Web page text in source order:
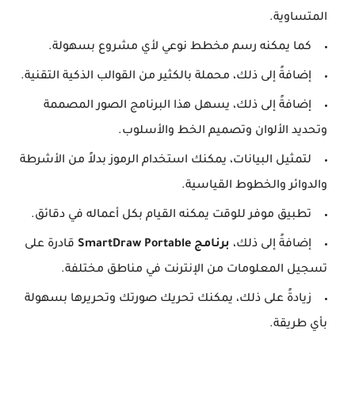
المتساوية.
كما يمكنه رسم مخطط نوعي لأي مشروع بسهولة.
إضافةً إلى ذلك، محملة بالكثير من القوالب الذكية التقنية.
إضافةً إلى ذلك، يسهل هذا البرنامج الصور المصممة
وتحديد الألوان وتصميم الخط والأسلوب.
لتمثيل البيانات، يمكنك استخدام الرموز بدلاً من الأشرطة
والدوائر والخطوط القياسية.
تطبيق موفر للوقت يمكنه القيام بكل أعماله في دقائق.
إضافةً إلى ذلك، برنامج SmartDraw Portable
قادرة على
تسجيل المعلومات من الإنترنت في مناطق مختلفة.
زيادةً على ذلك، يمكنك تحريك صورتك وتحريرها بسهولة
بأي طريقة.